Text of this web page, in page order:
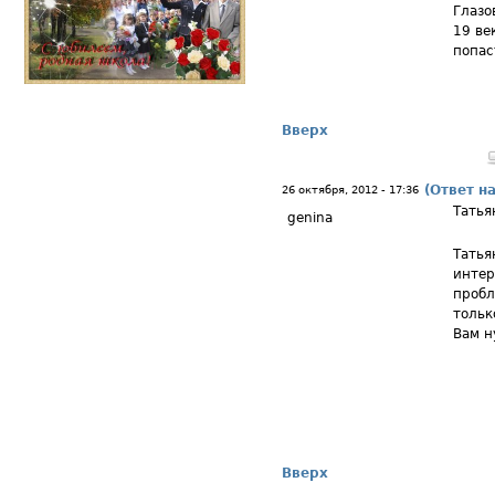
19
Вверх
26 октября, 2012 - 17:36 (Ответ
genina
Вам
Вверх